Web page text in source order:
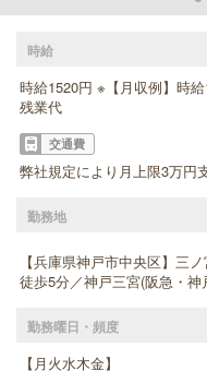
時給
時給1520円 ※【月収例】時
残業代
交通費
弊社規定により月上限3万円
勤務地
【兵庫県神戸市中央区】三
徒歩5分／神戸三宮(阪急・
勤務曜日・頻度
【月火水木金】